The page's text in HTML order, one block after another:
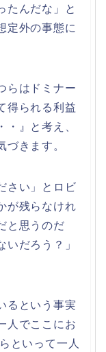
たんだな」と
定外の事態に
らはドミナー
得られる利益
・』と考え、
づきます。
さい」とロビ
が残らなけれ
と思うのだ
いだろう？」
るという事実
人でここにお
といって一人